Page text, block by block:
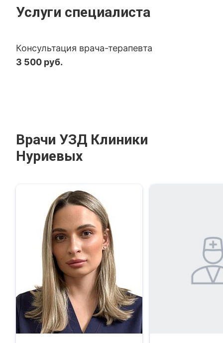
Услуги специалиста
Консультация врача-терапевта
3 500 руб.
Врачи УЗД Клиники
Нуриевых